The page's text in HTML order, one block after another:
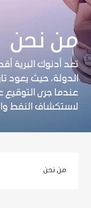
من نحن
تعد أدنوك البرية
لاستكشاف النفط
من نحن